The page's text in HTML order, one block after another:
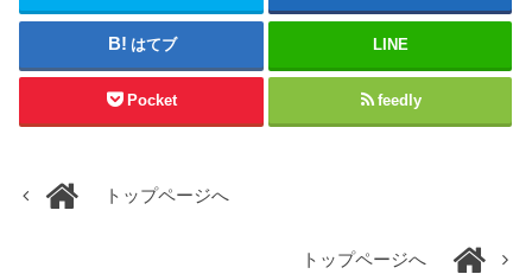
はてブ LINE
Pocket feedly
トップページへ
トップページへ